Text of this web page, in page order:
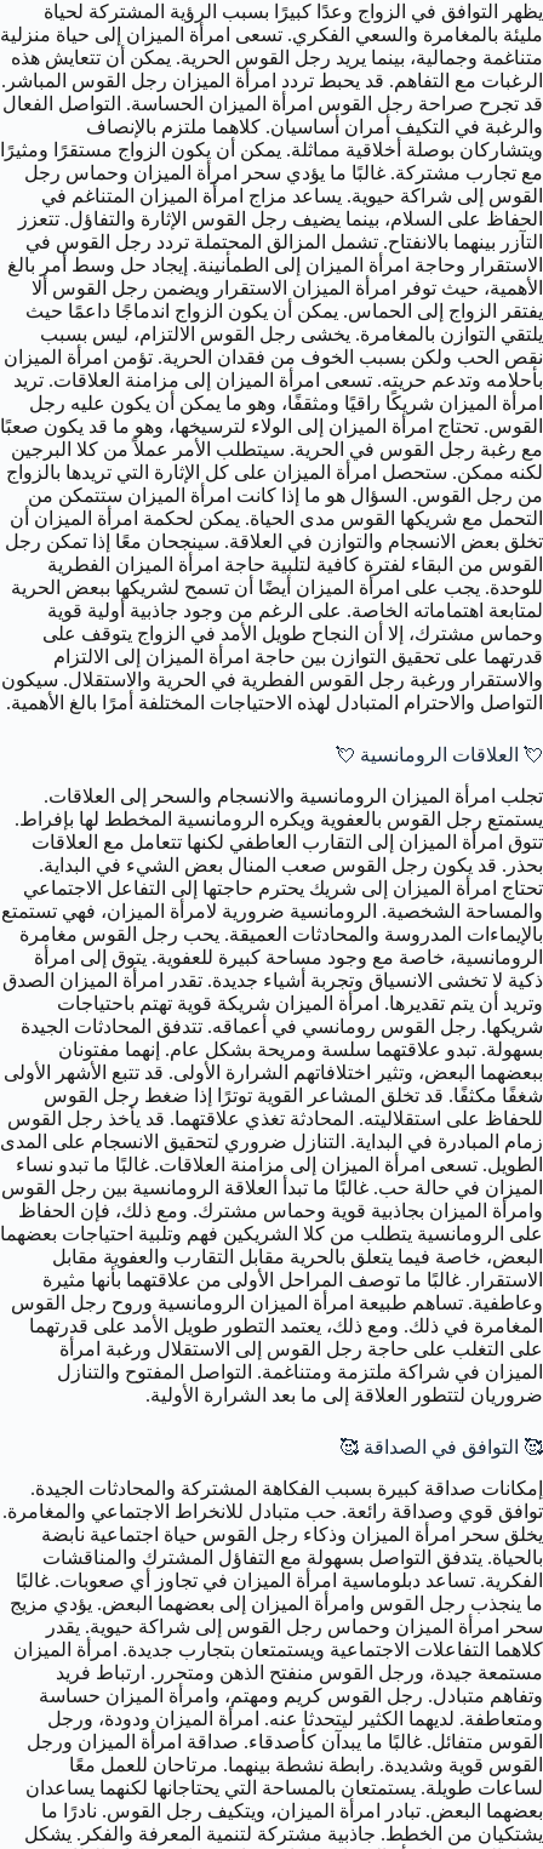
يظهر التوافق في الزواج وعدًا كبيرًا بسبب الرؤية المشتركة لحياة
مليئة بالمغامرة والسعي الفكري. تسعى امرأة الميزان إلى حياة منزلية
متناغمة وجمالية، بينما يريد رجل القوس الحرية. يمكن أن تتعايش هذه
الرغبات مع التفاهم. قد يحبط تردد امرأة الميزان رجل القوس المباشر.
قد تجرح صراحة رجل القوس امرأة الميزان الحساسة. التواصل الفعال
والرغبة في التكيف أمران أساسيان. كلاهما ملتزم بالإنصاف
ويتشاركان بوصلة أخلاقية مماثلة. يمكن أن يكون الزواج مستقرًا ومثيرًا
مع تجارب مشتركة. غالبًا ما يؤدي سحر امرأة الميزان وحماس رجل
القوس إلى شراكة حيوية. يساعد مزاج امرأة الميزان المتناغم في
الحفاظ على السلام، بينما يضيف رجل القوس الإثارة والتفاؤل. تتعزز
التآزر بينهما بالانفتاح. تشمل المزالق المحتملة تردد رجل القوس في
الاستقرار وحاجة امرأة الميزان إلى الطمأنينة. إيجاد حل وسط أمر بالغ
الأهمية، حيث توفر امرأة الميزان الاستقرار ويضمن رجل القوس ألا
يفتقر الزواج إلى الحماس. يمكن أن يكون الزواج اندماجًا داعمًا حيث
يلتقي التوازن بالمغامرة. يخشى رجل القوس الالتزام، ليس بسبب
نقص الحب ولكن بسبب الخوف من فقدان الحرية. تؤمن امرأة الميزان
بأحلامه وتدعم حريته. تسعى امرأة الميزان إلى مزامنة العلاقات. تريد
امرأة الميزان شريكًا راقيًا ومثقفًا، وهو ما يمكن أن يكون عليه رجل
القوس. تحتاج امرأة الميزان إلى الولاء لترسيخها، وهو ما قد يكون صعبًا
مع رغبة رجل القوس في الحرية. سيتطلب الأمر عملاً من كلا البرجين
لكنه ممكن. ستحصل امرأة الميزان على كل الإثارة التي تريدها بالزواج
من رجل القوس. السؤال هو ما إذا كانت امرأة الميزان ستتمكن من
التحمل مع شريكها القوس مدى الحياة. يمكن لحكمة امرأة الميزان أن
تخلق بعض الانسجام والتوازن في العلاقة. سينجحان معًا إذا تمكن رجل
القوس من البقاء لفترة كافية لتلبية حاجة امرأة الميزان الفطرية
للوحدة. يجب على امرأة الميزان أيضًا أن تسمح لشريكها ببعض الحرية
لمتابعة اهتماماته الخاصة. على الرغم من وجود جاذبية أولية قوية
وحماس مشترك، إلا أن النجاح طويل الأمد في الزواج يتوقف على
قدرتهما على تحقيق التوازن بين حاجة امرأة الميزان إلى الالتزام
والاستقرار ورغبة رجل القوس الفطرية في الحرية والاستقلال. سيكون
التواصل والاحترام المتبادل لهذه الاحتياجات المختلفة أمرًا بالغ الأهمية.
💘 العلاقات الرومانسية 💘
تجلب امرأة الميزان الرومانسية والانسجام والسحر إلى العلاقات.
يستمتع رجل القوس بالعفوية ويكره الرومانسية المخطط لها بإفراط.
تتوق امرأة الميزان إلى التقارب العاطفي لكنها تتعامل مع العلاقات
بحذر. قد يكون رجل القوس صعب المنال بعض الشيء في البداية.
تحتاج امرأة الميزان إلى شريك يحترم حاجتها إلى التفاعل الاجتماعي
والمساحة الشخصية. الرومانسية ضرورية لامرأة الميزان، فهي تستمتع
بالإيماءات المدروسة والمحادثات العميقة. يحب رجل القوس مغامرة
الرومانسية، خاصة مع وجود مساحة كبيرة للعفوية. يتوق إلى امرأة
ذكية لا تخشى الانسياق وتجربة أشياء جديدة. تقدر امرأة الميزان الصدق
وتريد أن يتم تقديرها. امرأة الميزان شريكة قوية تهتم باحتياجات
شريكها. رجل القوس رومانسي في أعماقه. تتدفق المحادثات الجيدة
بسهولة. تبدو علاقتهما سلسة ومريحة بشكل عام. إنهما مفتونان
ببعضهما البعض، وتثير اختلافاتهم الشرارة الأولى. قد تتبع الأشهر الأولى
شغفًا مكثفًا. قد تخلق المشاعر القوية توترًا إذا ضغط رجل القوس
للحفاظ على استقلاليته. المحادثة تغذي علاقتهما. قد يأخذ رجل القوس
زمام المبادرة في البداية. التنازل ضروري لتحقيق الانسجام على المدى
الطويل. تسعى امرأة الميزان إلى مزامنة العلاقات. غالبًا ما تبدو نساء
الميزان في حالة حب. غالبًا ما تبدأ العلاقة الرومانسية بين رجل القوس
وامرأة الميزان بجاذبية قوية وحماس مشترك. ومع ذلك، فإن الحفاظ
على الرومانسية يتطلب من كلا الشريكين فهم وتلبية احتياجات بعضهما
البعض، خاصة فيما يتعلق بالحرية مقابل التقارب والعفوية مقابل
الاستقرار. غالبًا ما توصف المراحل الأولى من علاقتهما بأنها مثيرة
وعاطفية. تساهم طبيعة امرأة الميزان الرومانسية وروح رجل القوس
المغامرة في ذلك. ومع ذلك، يعتمد التطور طويل الأمد على قدرتهما
على التغلب على حاجة رجل القوس إلى الاستقلال ورغبة امرأة
الميزان في شراكة ملتزمة ومتناغمة. التواصل المفتوح والتنازل
ضروريان لتتطور العلاقة إلى ما بعد الشرارة الأولية.
🥰 التوافق في الصداقة 🥰
إمكانات صداقة كبيرة بسبب الفكاهة المشتركة والمحادثات الجيدة.
توافق قوي وصداقة رائعة. حب متبادل للانخراط الاجتماعي والمغامرة.
يخلق سحر امرأة الميزان وذكاء رجل القوس حياة اجتماعية نابضة
بالحياة. يتدفق التواصل بسهولة مع التفاؤل المشترك والمناقشات
الفكرية. تساعد دبلوماسية امرأة الميزان في تجاوز أي صعوبات. غالبًا
ما ينجذب رجل القوس وامرأة الميزان إلى بعضهما البعض. يؤدي مزيج
سحر امرأة الميزان وحماس رجل القوس إلى شراكة حيوية. يقدر
كلاهما التفاعلات الاجتماعية ويستمتعان بتجارب جديدة. امرأة الميزان
مستمعة جيدة، ورجل القوس منفتح الذهن ومتحرر. ارتباط فريد
وتفاهم متبادل. رجل القوس كريم ومهتم، وامرأة الميزان حساسة
ومتعاطفة. لديهما الكثير ليتحدثا عنه. امرأة الميزان ودودة، ورجل
القوس متفائل. غالبًا ما يبدآن كأصدقاء. صداقة امرأة الميزان ورجل
القوس قوية وشديدة. رابطة نشطة بينهما. مرتاحان للعمل معًا
لساعات طويلة. يستمتعان بالمساحة التي يحتاجانها لكنهما يساعدان
بعضهما البعض. تبادر امرأة الميزان، ويتكيف رجل القوس. نادرًا ما
يشتكيان من الخطط. جاذبية مشتركة لتنمية المعرفة والفكر. يشكل